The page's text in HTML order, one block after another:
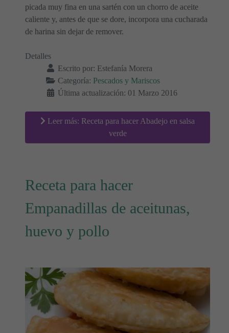
picada muy fina en una sartén con un chorro de aceite
caliente y, antes de que se dore, incorpora una cucharada
de harina sin dejar de remover.
Detalles
Escrito por: Estefanía Morera
Categoría: Pescados y Mariscos
Última actualización: 01 Marzo 2016
Leer más: Receta para hacer Abadejo en salsa
verde
Receta para hacer
Empanadillas de aceitunas,
huevo y pollo